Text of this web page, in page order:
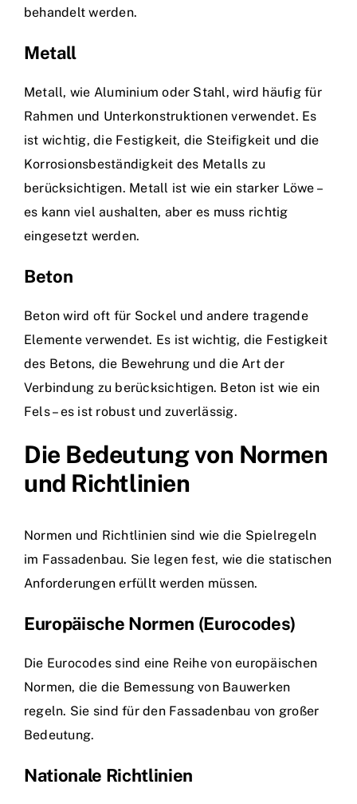
behandelt werden.
Metall
Metall, wie Aluminium oder Stahl, wird häufig für
Rahmen und Unterkonstruktionen verwendet. Es
ist wichtig, die Festigkeit, die Steifigkeit und die
Korrosionsbeständigkeit des Metalls zu
berücksichtigen. Metall ist wie ein starker Löwe –
es kann viel aushalten, aber es muss richtig
eingesetzt werden.
Beton
Beton wird oft für Sockel und andere tragende
Elemente verwendet. Es ist wichtig, die Festigkeit
des Betons, die Bewehrung und die Art der
Verbindung zu berücksichtigen. Beton ist wie ein
Fels – es ist robust und zuverlässig.
Die Bedeutung von Normen
und Richtlinien
Normen und Richtlinien sind wie die Spielregeln
im Fassadenbau. Sie legen fest, wie die statischen
Anforderungen erfüllt werden müssen.
Europäische Normen (Eurocodes)
Die Eurocodes sind eine Reihe von europäischen
Normen, die die Bemessung von Bauwerken
regeln. Sie sind für den Fassadenbau von großer
Bedeutung.
Nationale Richtlinien